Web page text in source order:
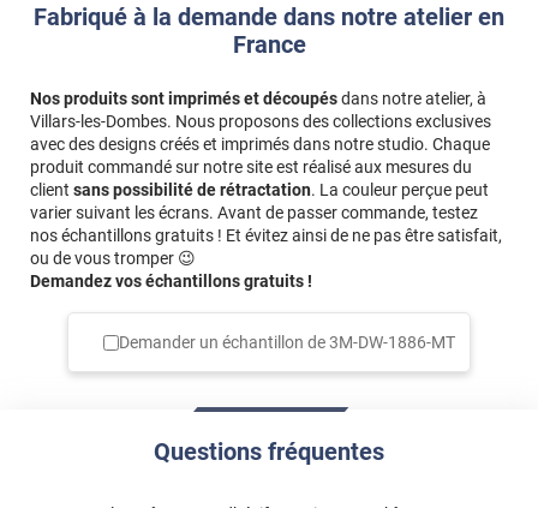
Fabriqué à la demande dans notre atelier en
France
Nos produits sont imprimés et découpésdans notre atelier, à
Villars-les-Dombes. Nous proposons des collections exclusives
avec des designs créés et imprimés dans notre studio. Chaque
produit commandé sur notre site est réalisé aux mesures du
client sans possibilité de rétractation. La couleur perçue peut
varier suivant les écrans. Avant de passer commande, testez
nos échantillons gratuits ! Et évitez ainsi de ne pas être satisfait,
ou de vous tromper 😉
Demandez vos échantillons gratuits !
Demander un échantillon de3M-DW-1886-MT
Questions fréquentes